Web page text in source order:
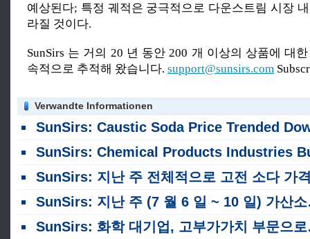
예상된다; 특정 궤적은 궁극적으로 다운스트림 시장
라질 것이다.
SunSirs 는 거의 20 년 동안 200 개 이상의 상품에 대
속적으로 추적해 왔습니다. support@sunsirs.com
Verwandte Informationen
SunSirs: Caustic Soda Price Trended Downward Overall in 7 월 전체 하락 추
SunSirs: Chemical Products Industries Bulk Commodity Intelligence (2026 년 7 월
SunSirs: 지난 주 전체적으로 고전 소다 가격이 주로 통합되었습니다 (7 월 13 -
SunSirs: 지난 주 (7 월 6 일 ~ 10 일) 가산소다의 전체 가격 하락
SunSirs: 화학 대기업, 고부가가치 부문으로의 전략적 확장을 가속화